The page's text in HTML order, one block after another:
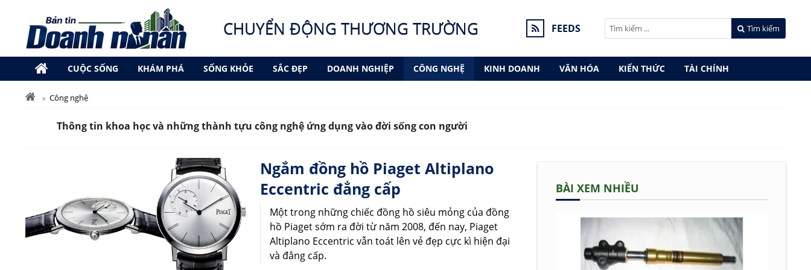
CHUYỂN ĐỘNG THƯƠNG TRƯỜNG FEEDS Tìm kiếm
CUỘC SỐNG KHÁM PHÁ SỐNG KHỎE SẮC ĐẸP DOANH NGHIỆP CÔNG NGHỆ KINH DOANH VĂN HÓA KIẾN THỨC TÀI CHÍNH
Công nghệ
Thông tin khoa học và những thành tựu công nghệ ứng dụng vào đời sống con người
Ngắm đồng hồ Piaget Altiplano
Eccentric đẳng cấp
Một trong những chiếc đồng hồ siêu mỏng của đồng
hồ Piaget sớm ra đời từ năm 2008, đến nay, Piaget
Altiplano Eccentric vẫn toát lên vẻ đẹp cực kì hiện đại
và đẳng cấp.
BÀI XEM NHIỀU